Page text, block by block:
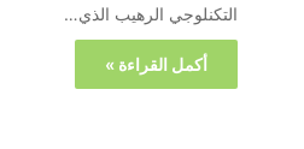
التكنلوجي الرهيب الذي…
أكمل القراءة »